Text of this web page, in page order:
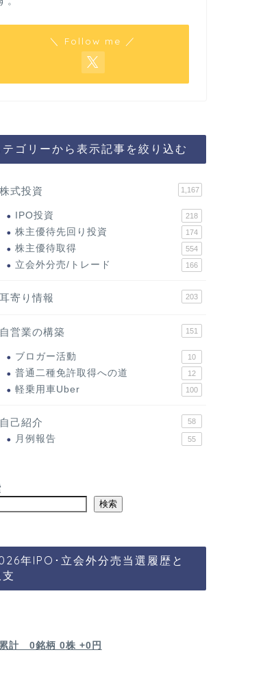
＼ Follow me ／
テゴリーから表示記事を絞り込む
株式投資 1,167
IPO投資 218
株主優待先回り投資 174
株主優待取得 554
立会外分売/トレード 166
耳寄り情報 203
自営業の構築 151
ブロガー活動 10
普通二種免許取得への道 12
軽乗用車Uber 100
自己紹介 58
月例報告 55
検索
年IPO･立会外分売当選履歴と
累計 0銘柄 0株 +0円